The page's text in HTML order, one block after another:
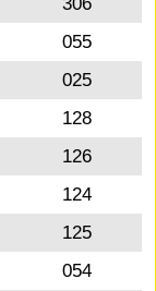
055
025
128
126
124
125
054